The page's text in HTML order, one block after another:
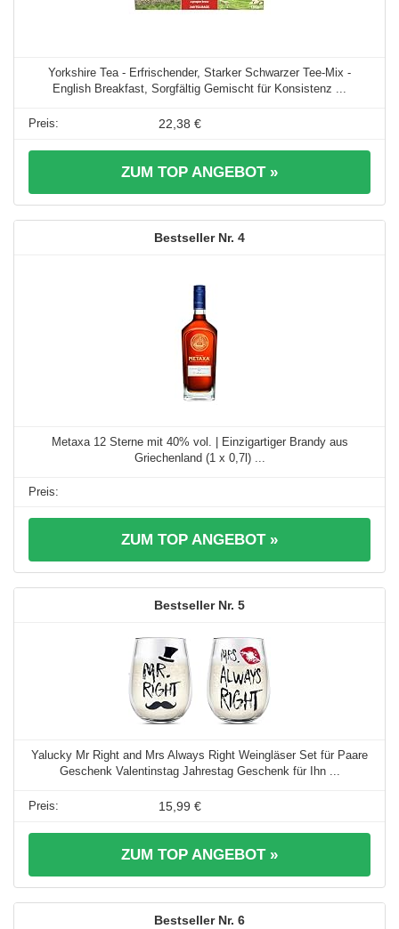
Yorkshire Tea - Erfrischender, Starker Schwarzer Tee-Mix -
English Breakfast, Sorgfältig Gemischt für Konsistenz ...
22,38 €
ZUM TOP ANGEBOT »
4
Metaxa 12 Sterne mit 40% vol. | Einzigartiger Brandy aus
Griechenland (1 x 0,7l) ...
ZUM TOP ANGEBOT »
5
Yalucky Mr Right and Mrs Always Right Weingläser Set für Paare
Geschenk Valentinstag Jahrestag Geschenk für Ihn ...
15,99 €
ZUM TOP ANGEBOT »
6